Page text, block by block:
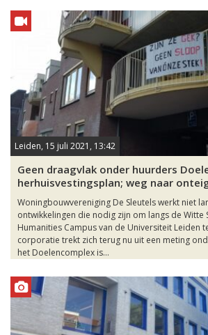
Leiden, 15 juli 2021, 13:42
Geen draagvlak onder huurders
herhuisvestingsplan; weg naar
Woningbouwvereniging De Sleutels werkt niet
ontwikkelingen die nodig zijn om langs de Witte
Humanities Campus van de Universiteit Leiden
corporatie trekt zich terug nu uit een meting
het Doelencomplex is...